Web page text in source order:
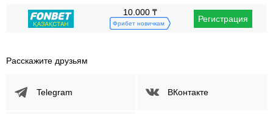
10.000 ₸
Фрибет новичкам Регистрация
Расскажите друзьям
Telegram ВКонтакте